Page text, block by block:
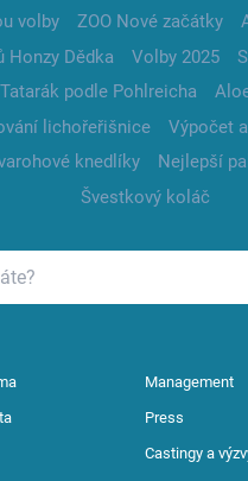
volby
ZOO Nové začátky
Honzy Dědka
Volby 2025
Tatarák podle Pohlreicha
lichořeřišnice
Výpočet
knedlíky
Nejlepší
Švestkový koláč
Management
Press
Castingy a